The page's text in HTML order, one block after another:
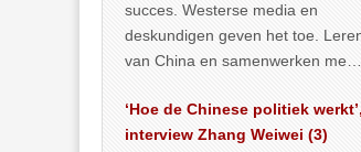
succes. Westerse media en
deskundigen geven het toe.
van China en samenwerken met
… >> lees meer
‘Hoe de Chinese politiek werkt’,
interview Zhang Weiwei (3)